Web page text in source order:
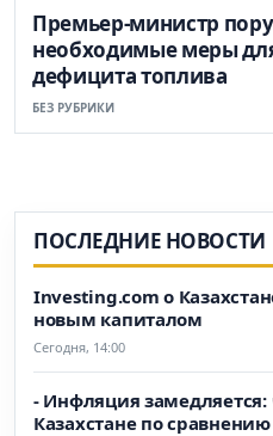
Премьер-министр
необходимые меры
дефицита топлива
БЕЗ РУБРИКИ
ПОСЛЕДНИЕ НОВОСТИ
Investing.com о
новым капиталом
Сегодня, 14:00
- Инфляция
Казахстане по